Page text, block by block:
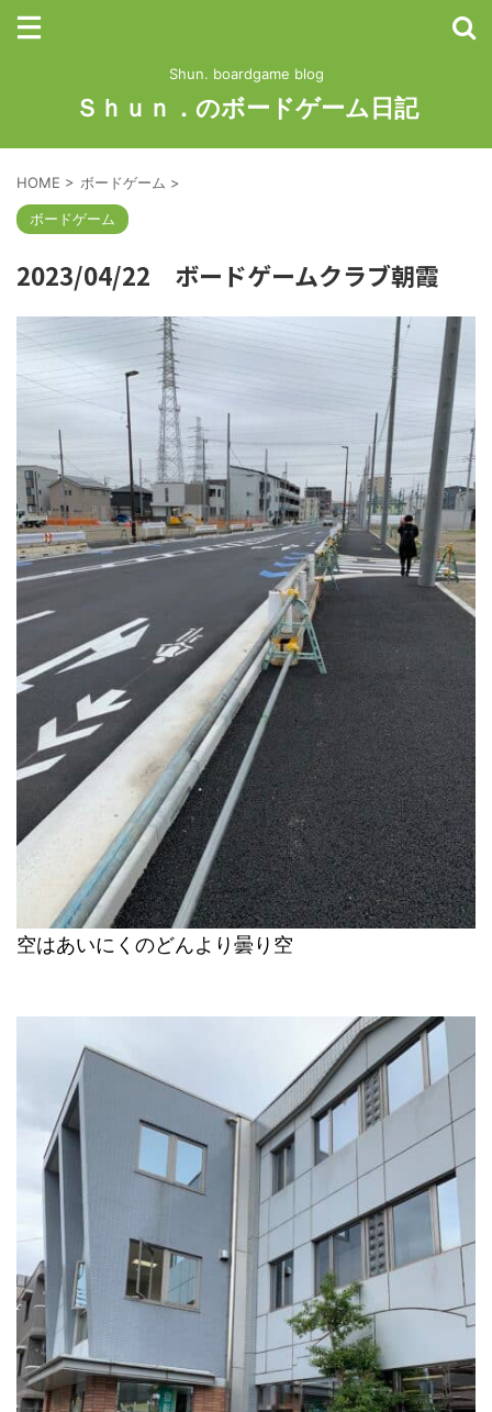
Shun. boardgame blog
Ｓｈｕｎ．のボードゲーム日記
HOME > ボードゲーム >
ボードゲーム
2023/04/22 ボードゲームクラブ朝霞
空はあいにくのどんより曇り空